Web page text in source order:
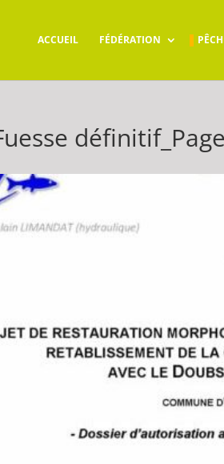
ACCUEIL FÉDÉRATION